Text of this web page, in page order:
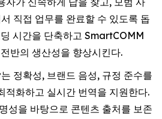
직접 업무를 완료할 수 있도록 돕
시간을 단축하고 SmartCOMM
반의 생산성을 향상시킨다.
는 정확성, 브랜드 음성, 규정 준수를
적화하고 실시간 번역을 지원한다.
성을 바탕으로 콘텐츠 출처를 보존